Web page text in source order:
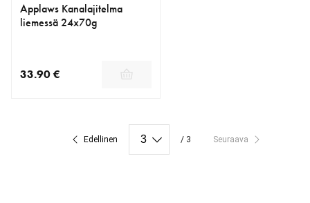
Applaws Kanalajitelma
liemessä 24x70g
33.90 €
Edellinen / 3 Seuraava